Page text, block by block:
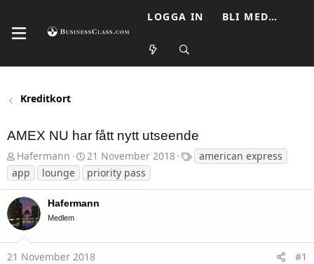
LOGGA IN BLI MEDLEM
Kreditkort
AMEX NU har fått nytt utseende
T
h
r
e
a
d
s
t
a
Hafermann
S
t
a
r
d
u
m
21 November 2018
T
a
s
american express
app
lounge priority pass
Hafermann
Medlem
21 November 2018
#1